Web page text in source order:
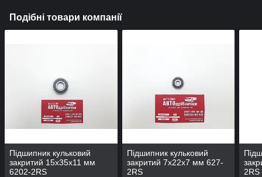
Подібні товари компанії
Підшипник кульковий
закритий 15х35х11 мм
6202-2RS
Підшипник кульковий
закритий 7х22х7 мм 627-
2RS
2RS